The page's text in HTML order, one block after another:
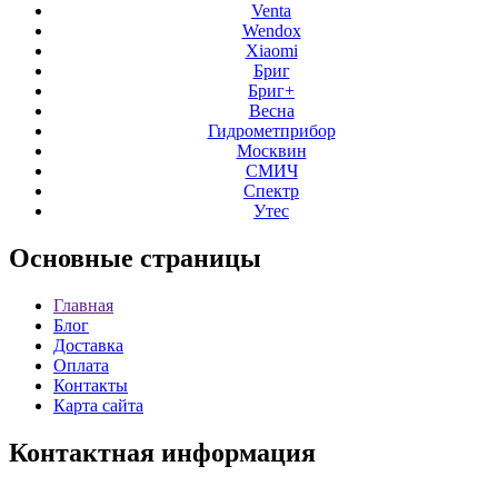
Venta
Wendox
Xiaomi
Бриг
Бриг+
Весна
Гидрометприбор
Москвин
СМИЧ
Спектр
Утес
Основные страницы
Главная
Блог
Доставка
Оплата
Контакты
Карта сайта
Контактная информация